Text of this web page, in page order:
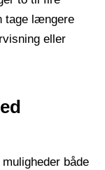
tage længere
eller
både